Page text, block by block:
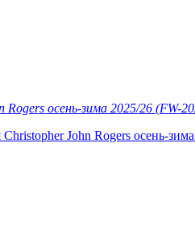
Rogers осень-зима 2025/26 (FW-
John Rogers осень-